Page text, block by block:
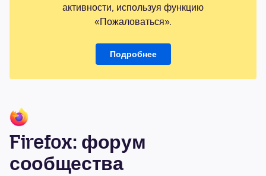
активности, используя функцию
«Пожаловаться».
Подробнее
Firefox: форум
сообщества